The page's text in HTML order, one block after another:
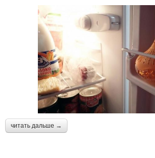
читать дальше →